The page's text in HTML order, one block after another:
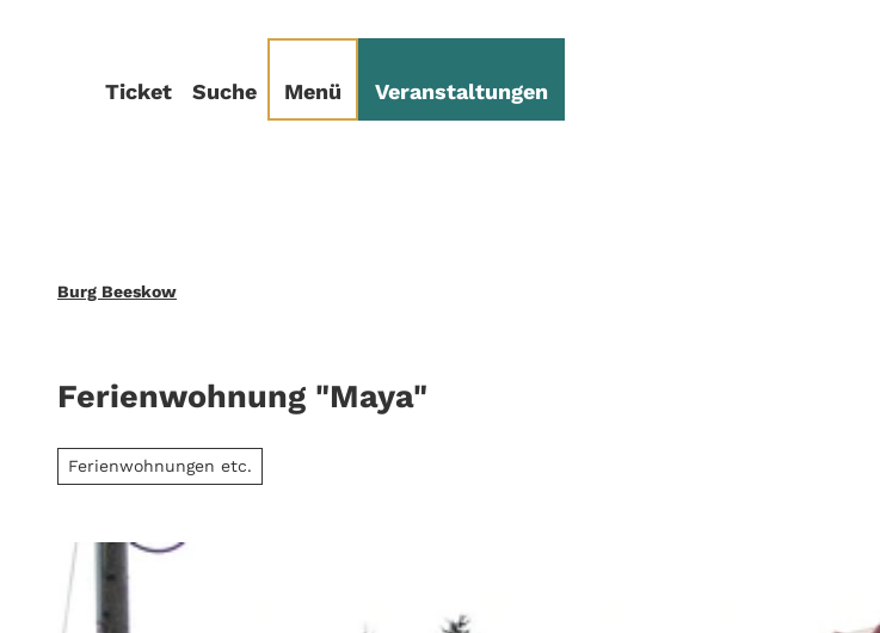
Ticket Suche Menü Veranstaltungen
Burg Beeskow
Ferienwohnung "Maya"
Ferienwohnungen etc.